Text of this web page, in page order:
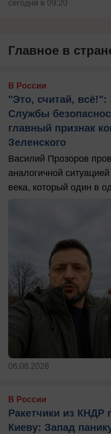
сегодня в 09:20
Главное в
В России
"Это, считай, всё!":
Службы
главный признак
Зеленского
Василий Прозоров
аналогичной
века, который один в
06.08.2026
В России
Ракетчики из КНДР
Киеву: Запад